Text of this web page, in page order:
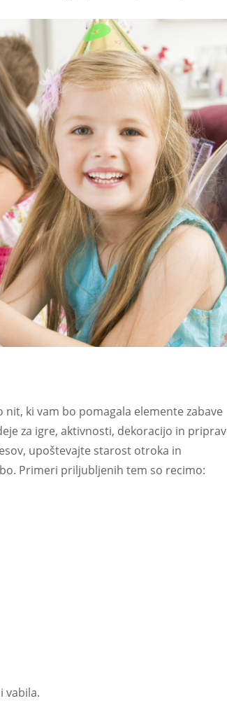
ki vam bo pomagala elemente zabave
za igre, aktivnosti, dekoracijo in
upoštevajte starost otroka in
Primeri priljubljenih tem so recimo:
vabila.